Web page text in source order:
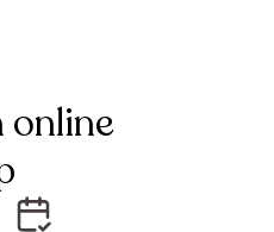
online